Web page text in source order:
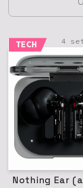
TECH 4
Nothing Ear